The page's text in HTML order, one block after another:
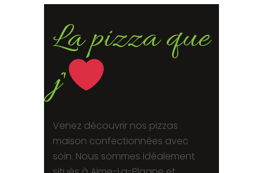
La pizza que
j'
Venez découvrir nos pizzas
maison confectionnées avec
soin. Nous sommes idéalement